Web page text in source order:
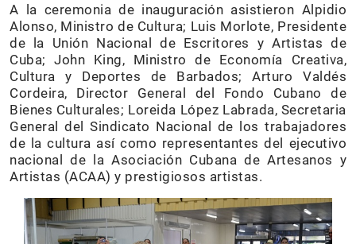
A la ceremonia de inauguración asistieron Alpidio
Alonso, Ministro de Cultura; Luis Morlote, Presidente
de la Unión Nacional de Escritores y Artistas de
Cuba; John King, Ministro de Economía Creativa,
Cultura y Deportes de Barbados; Arturo Valdés
Cordeira, Director General del Fondo Cubano de
Bienes Culturales; Loreida López Labrada, Secretaria
General del Sindicato Nacional de los trabajadores
de la cultura así como representantes del ejecutivo
nacional de la Asociación Cubana de Artesanos y
Artistas (ACAA) y prestigiosos artistas.